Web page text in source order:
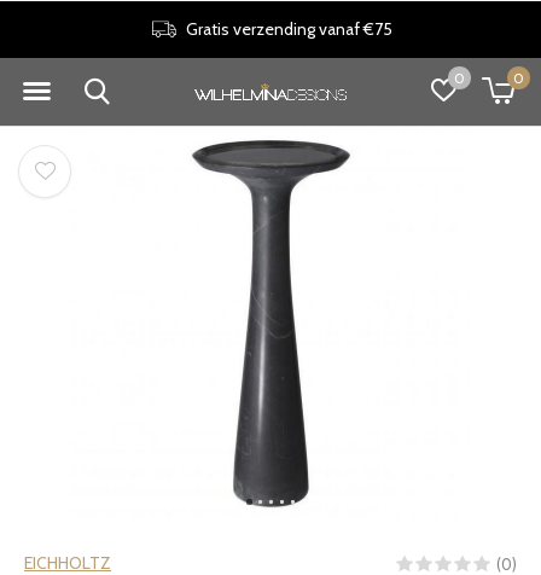
0 0
Gratis verzending vanaf €75
EICHHOLTZ (0)